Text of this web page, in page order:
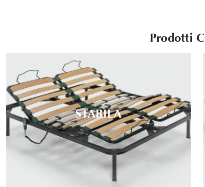
Prodotti
STABILA